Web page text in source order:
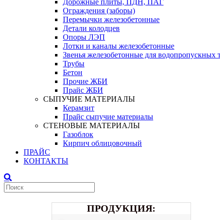
Дорожные плиты, ПДН, ПАГ
Ограждения (заборы)
Перемычки железобетонные
Детали колодцев
Опоры ЛЭП
Лотки и каналы железобетонные
Звенья железобетонные для водопропускных
Трубы
Бетон
Прочие ЖБИ
Прайс ЖБИ
СЫПУЧИЕ МАТЕРИАЛЫ
Керамзит
Прайс сыпучие материалы
СТЕНОВЫЕ МАТЕРИАЛЫ
Газоблок
Кирпич облицовочный
ПРАЙС
КОНТАКТЫ
ПРОДУКЦИЯ: